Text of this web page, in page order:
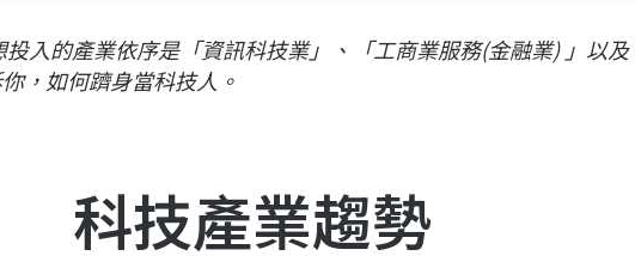
入的產業依序是「資訊科技業」、「工商業服務(金融業) 」以
，如何躋身當科技人。
科技產業趨勢